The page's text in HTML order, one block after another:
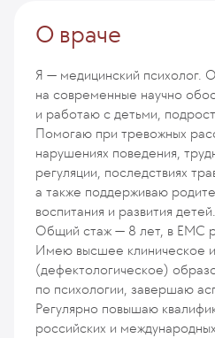
О враче
Я — медицинский психолог.
на современные научно
и работаю с детьми,
Помогаю при тревожных
нарушениях поведения,
регуляции, последствиях
а также поддерживаю
воспитания и развития детей.
Общий стаж — 8 лет, в EMC
Имею высшее клиническое
(дефектологическое)
по психологии, завершаю
Регулярно повышаю
российских и